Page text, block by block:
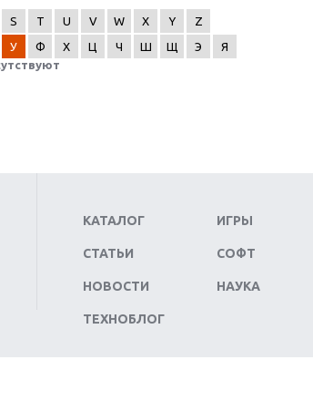
S T U V W X Y
Z
У Ф Х Ц Ч Ш Щ Э
Я
КАТАЛОГ
СТАТЬИ
НОВОСТИ
ТЕХНОБЛОГ
ИГРЫ
СОФТ
НАУКА